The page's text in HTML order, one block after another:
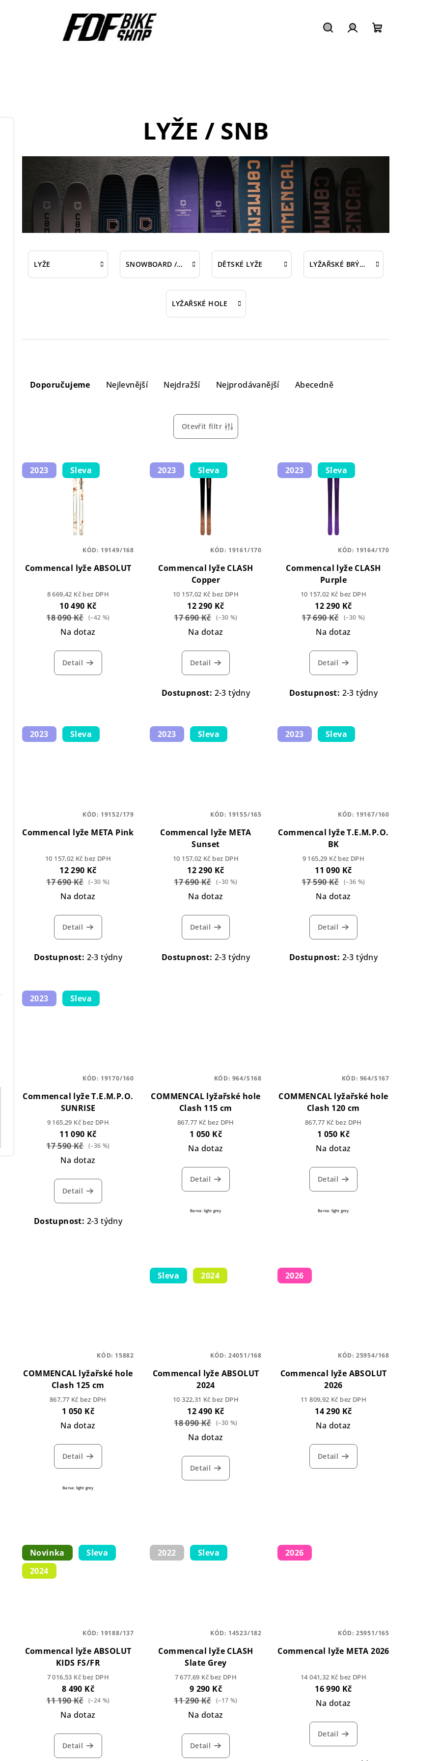
LYŽE / SNB
LYŽE SNOWBOARD / SPLITBOARD DĚTSKÉ LYŽE LYŽAŘSKÉ BRÝLE
LYŽAŘSKÉ HOLE
a
í
p
k
Doporučujeme Nejlevnější Nejdražší Nejprodávanější Abecedně
Otevřít filtr
V
ý
r
2023 Sleva
Commencal lyže ABSOLUT
8 669,42 Kč bez DPH
10 490 Kč
18 090 Kč (–42 %)
Na dotaz
Detail
KÓD: 19149/168
2023 Sleva
Commencal lyže CLASH
Copper
10 157,02 Kč bez DPH
12 290 Kč
17 690 Kč (–30 %)
Na dotaz
Detail
Dostupnost: 2-3 týdny
KÓD: 19161/170
2023 Sleva
Commencal lyže CLASH
Purple
10 157,02 Kč bez DPH
12 290 Kč
17 690 Kč (–30 %)
Na dotaz
Detail
Dostupnost: 2-3 týdny
KÓD: 19164/170
2023 Sleva
Commencal lyže META Pink
10 157,02 Kč bez DPH
12 290 Kč
17 690 Kč (–30 %)
Na dotaz
Detail
Dostupnost: 2-3 týdny
KÓD: 19152/179
2023 Sleva
Commencal lyže META
Sunset
10 157,02 Kč bez DPH
12 290 Kč
17 690 Kč (–30 %)
Na dotaz
Detail
Dostupnost: 2-3 týdny
KÓD: 19155/165
2023 Sleva
Commencal lyže T.E.M.P.O.
BK
9 165,29 Kč bez DPH
11 090 Kč
17 590 Kč (–36 %)
Na dotaz
Detail
Dostupnost: 2-3 týdny
KÓD: 19167/160
2023 Sleva
Commencal lyže T.E.M.P.O.
SUNRISE
9 165,29 Kč bez DPH
11 090 Kč
17 590 Kč (–36 %)
Na dotaz
Detail
Dostupnost: 2-3 týdny
KÓD: 19170/160
COMMENCAL lyžařské hole
Clash 115 cm
867,77 Kč bez DPH
1 050 Kč
Na dotaz
Detail
Barva: light grey
KÓD: 964/S168
COMMENCAL lyžařské hole
Clash 120 cm
867,77 Kč bez DPH
1 050 Kč
Na dotaz
Detail
Barva: light grey
KÓD: 964/S167
COMMENCAL lyžařské hole
Clash 125 cm
867,77 Kč bez DPH
1 050 Kč
Na dotaz
Detail
Barva: light grey
KÓD: 15882
Sleva 2024
Commencal lyže ABSOLUT
2024
10 322,31 Kč bez DPH
12 490 Kč
18 090 Kč (–30 %)
Na dotaz
Detail
KÓD: 24051/168
2026
Commencal lyže ABSOLUT
2026
11 809,92 Kč bez DPH
14 290 Kč
Na dotaz
Detail
KÓD: 25954/168
Novinka
Sleva
2024
Commencal lyže ABSOLUT
KIDS FS/FR
7 016,53 Kč bez DPH
8 490 Kč
11 190 Kč (–24 %)
Na dotaz
Detail
KÓD: 19188/137
2022 Sleva
Commencal lyže CLASH
Slate Grey
7 677,69 Kč bez DPH
9 290 Kč
11 290 Kč (–17 %)
Na dotaz
Detail
KÓD: 14523/182
2026
Commencal lyže META 2026
14 041,32 Kč bez DPH
16 990 Kč
Na dotaz
Detail
KÓD: 25951/165